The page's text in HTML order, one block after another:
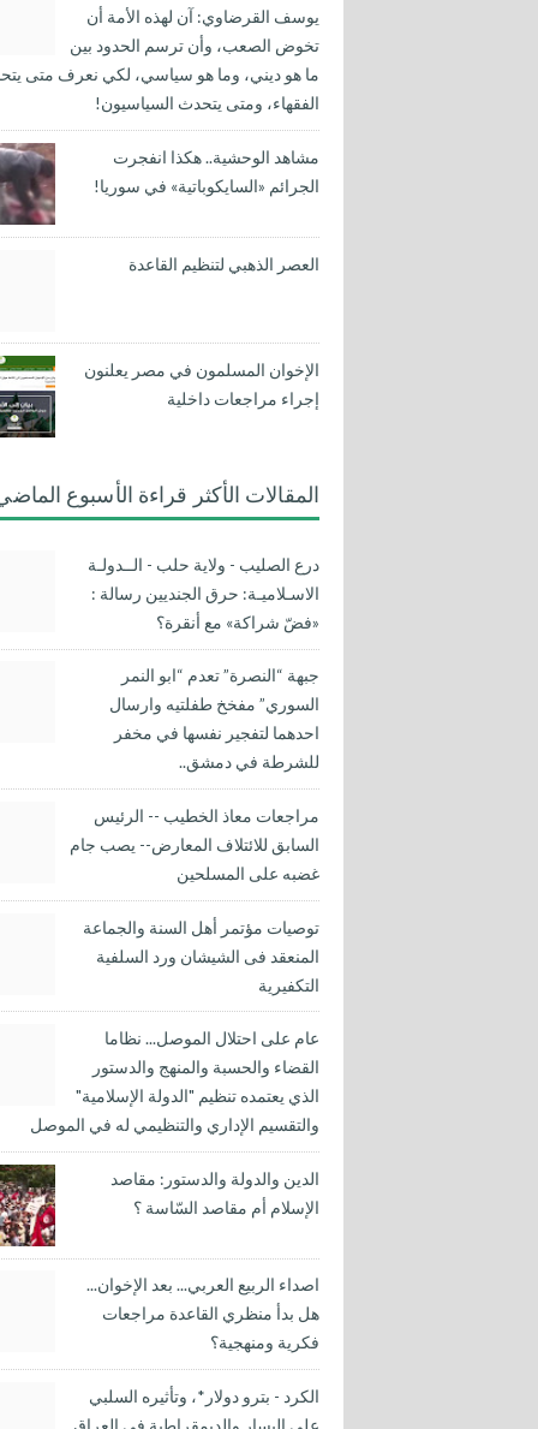
يوسف القرضاوي: آن لهذه الأمة أن
تخوض الصعب، وأن ترسم الحدود بين
ما هو ديني، وما هو سياسي، لكي نعرف متى
الفقهاء، ومتى يتحدث السياسيون!
مشاهد الوحشية.. هكذا انفجرت
الجرائم «السايكوباتية» في سوريا!
العصر الذهبي لتنظيم القاعدة
الإخوان المسلمون في مصر يعلنون
إجراء مراجعات داخلية
المقالات الأكثر قراءة الأسبوع
درع الصليب - ولاية حلب - الــدولـة
الاسـلاميـة: حرق الجنديين رسالة :
«فضّ شراكة» مع أنقرة؟
جبهة “النصرة” تعدم “ابو النمر
السوري” مفخخ طفلتيه وارسال
احدهما لتفجير نفسها في مخفر
للشرطة في دمشق..
مراجعات معاذ الخطيب -- الرئيس
السابق للائتلاف المعارض-- يصب جام
غضبه على المسلحين
توصيات مؤتمر أهل السنة والجماعة
المنعقد فى الشيشان ورد السلفية
التكفيرية
عام على احتلال الموصل... نظاما
القضاء والحسبة والمنهج والدستور
الذي يعتمده تنظيم "الدولة الإسلامية"
والتقسيم الإداري والتنظيمي له في الموصل
الدين والدولة والدستور: مقاصد
الإسلام أم مقاصد السّاسة ؟
اصداء الربيع العربي... بعد الإخوان...
هل بدأ منظري القاعدة مراجعات
فكرية ومنهجية؟
الكرد - بترو دولار*، وتأثيره السلبي
على اليسار والديمقراطية في العراق